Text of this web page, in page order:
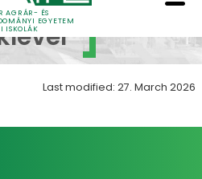
AGRÁR- ÉS
EGYETEM
ISKOLÁK
Last modified: 27. March 2026